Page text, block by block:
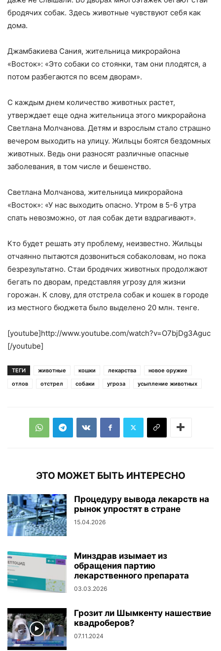
бродячих собак. Здесь животные чувствуют себя как
дома.
Джамбакиева Сания, жительница микрорайона
«Восток»: «Это собаки со стоянки, там они плодятся, а
потом разбегаются по всем дворам».
С каждым днем количество животных растет,
утверждает еще одна жительница этого микрорайона
Светлана Молчанова. Детям и взрослым стало страшно
вечером выходить на улицу. Жильцы боятся бездомных
животных. Ведь они разносят различные опасные
заболевания, в том числе и бешенство.
Светлана Молчанова, жительница микрорайона
«Восток»: «У нас выходить опасно. Утром в 5-6 утра
спать невозможно, от лая собак дети вздрагивают».
Кто будет решать эту проблему, неизвестно. Жильцы
отчаянно пытаются дозвониться собаколовам, но пока
безрезультатно. Стаи бродячих животных продолжают
бегать по дворам, представляя угрозу для жизни
горожан. К слову, для отстрела собак и кошек в городе
из местного бюджета было выделено 20 млн. тенге.
[youtube]http://www.youtube.com/watch?v=O7bjDg3Aguc
[/youtube]
ТЕГИ животные кошки лекарства
новое оружие
отлов
отстрел собаки угроза усыпление животных
ЭТО МОЖЕТ БЫТЬ ИНТЕРЕСНО
Процедуру вывода лекарств на
рынок упростят в стране
15.04.2026
Минздрав изымает из
обращения партию
лекарственного препарата
03.03.2026
Грозит ли Шымкенту нашествие
квадроберов?
07.11.2024